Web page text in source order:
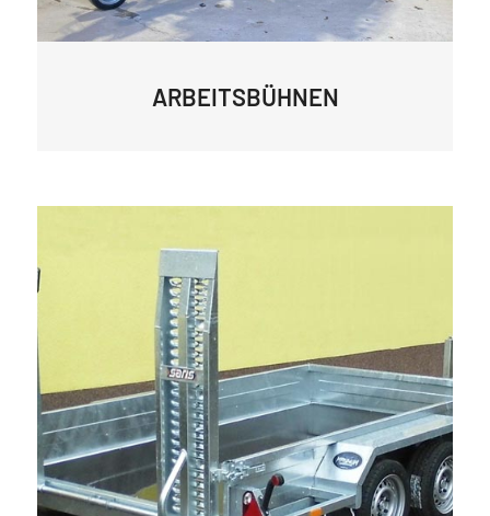
ARBEITSBÜHNEN